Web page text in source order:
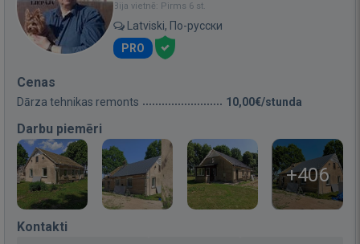
Bija vietnē: Pirms 6 st.
Latviski, По-русски
PRO
Cenas
Dārza tehnikas remonts 10,00€/stunda
Darbu piemēri
+406
Kontakti